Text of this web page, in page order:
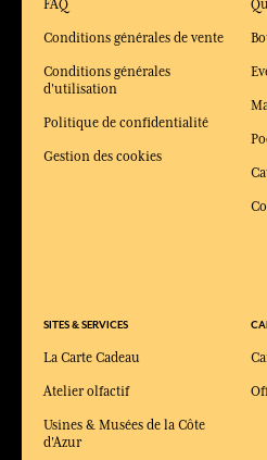
FAQ
Conditions générales de vente
Conditions générales
d'utilisation
Politique de confidentialité
Gestion des cookies
SITES & SERVICES
La Carte Cadeau
Atelier olfactif
Usines & Musées de la Côte
d'Azur